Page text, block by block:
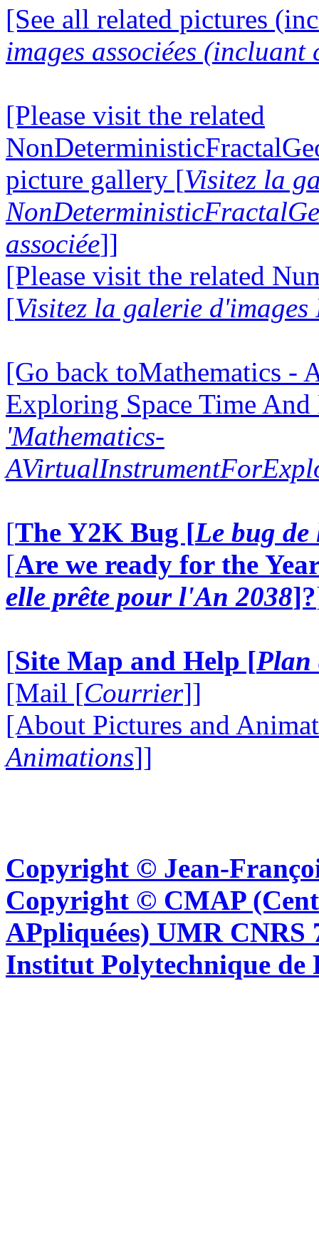
[See all related pictures
images associées (incluant
[Please visit the related
picture gallery [Visitez la
associée]]
[Please visit the related
[Visitez la galerie d'images
[Go back toMathematics -
Exploring Space Time
'Mathematics-
[The Y2K Bug [Le bug
[Are we ready for the
elle prête pour l'An 2038]?
[Site Map and Help [Plan
[Mail [Courrier]]
[About Pictures and
Animations]]
Copyright © Jean-
Copyright © CMAP
APpliquées) UMR CNRS
Institut Polytechnique de